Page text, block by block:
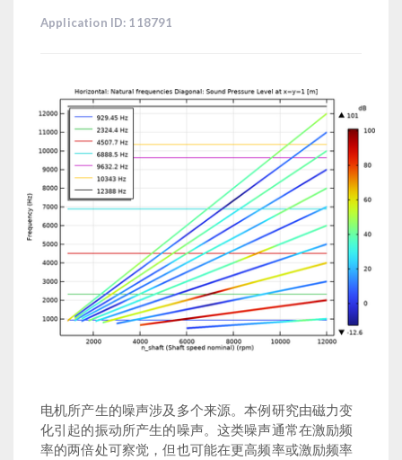
Application ID: 118791
电机所产生的噪声涉及多个来源。本例研究由磁力变
化引起的振动所产生的噪声。这类噪声通常在激励频
率的两倍处可察觉，但也可能在更高频率或激励频率